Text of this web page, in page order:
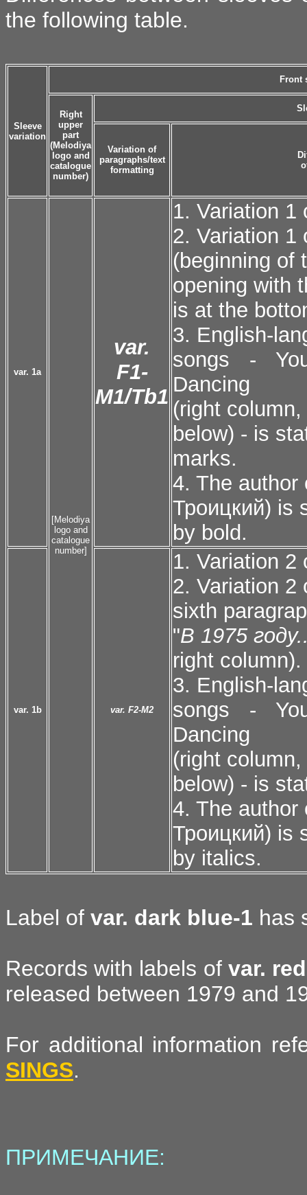
the following table.
Sleeve
variation
Front
Right
upper
part
(Melodiya
logo and
catalogue
number)
Variation of
paragraphs/text
formatting
var. 1a
[Melodiya
logo and
catalogue
number]
var.
F1-
М1/Tb1
1. Variation 1
2. Variation 1
(beginning of
opening with
is at the
3. English-
songs -
Dancing
(right
below) - is
marks.
4. The
Троицкий) is
by bold.
var. 1b var. F2-М2
1. Variation 2
2. Variation 2
sixth
"В 1975
right column).
3. English-
songs -
Dancing
(right
below) - is
4. The
Троицкий) is
by italics.
Label of var. dark blue-1 has
Records with labels of var.
released between 1979 and
For additional information
SINGS.
ПРИМЕЧАНИЕ: